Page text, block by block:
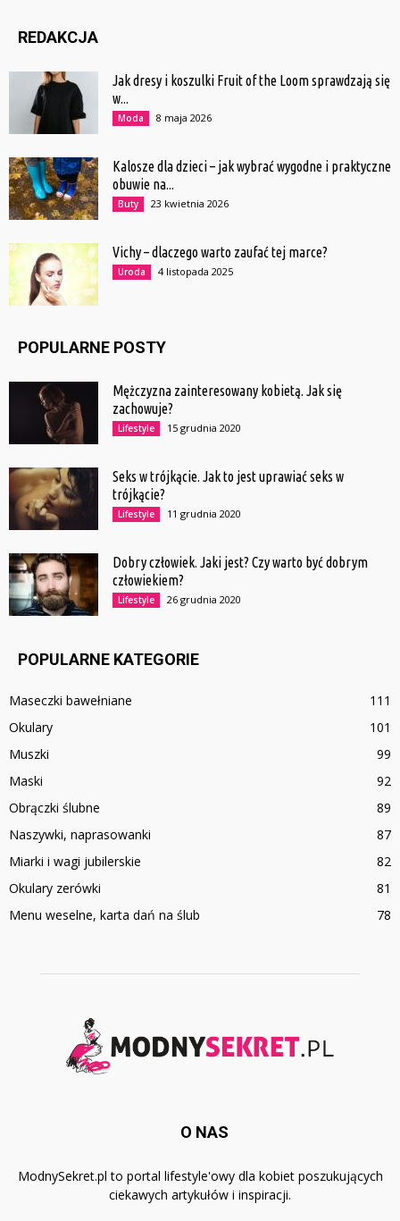
REDAKCJA
Jak dresy i koszulki Fruit of the Loom sprawdzają się
w...
Moda 8 maja 2026
Kalosze dla dzieci – jak wybrać wygodne i praktyczne
obuwie na...
Buty 23 kwietnia 2026
Vichy – dlaczego warto zaufać tej marce?
Uroda 4 listopada 2025
POPULARNE POSTY
Mężczyzna zainteresowany kobietą. Jak się
zachowuje?
Lifestyle 15 grudnia 2020
Seks w trójkącie. Jak to jest uprawiać seks w
trójkącie?
Lifestyle 11 grudnia 2020
Dobry człowiek. Jaki jest? Czy warto być dobrym
człowiekiem?
Lifestyle 26 grudnia 2020
POPULARNE KATEGORIE
Maseczki bawełniane
111
Okulary
101
Muszki
99
Maski
92
Obrączki ślubne
89
Naszywki, naprasowanki
87
Miarki i wagi jubilerskie
82
Okulary zerówki
81
Menu weselne, karta dań na ślub
78
O NAS
ModnySekret.pl to portal lifestyle'owy dla kobiet poszukujących
ciekawych artykułów i inspiracji.